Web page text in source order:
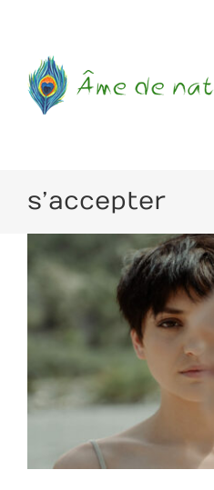
s’accepter